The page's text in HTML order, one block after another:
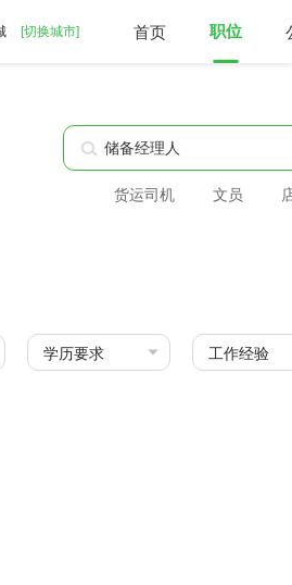
[切换城市] 首页 职位
货运司机 文员
学历要求 工作经验